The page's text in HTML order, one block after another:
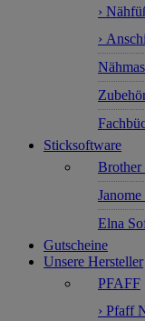
›
›
Sticksoftware
Brother
Elna
Gutscheine
Unsere Hersteller
PFAFF
› Pfaff